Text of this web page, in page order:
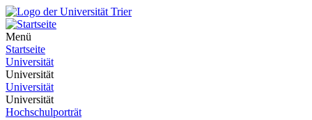
Menü
Startseite
Universität
Universität
Universität
Universität
Hochschulporträt